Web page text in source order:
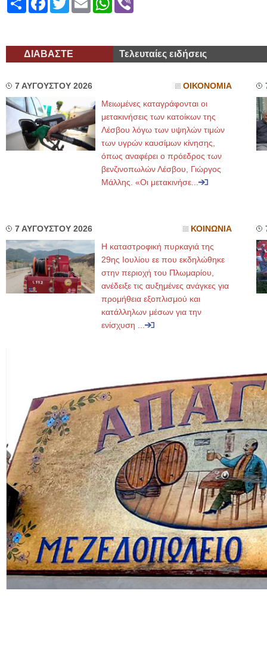
ΔΙΑΒΑΣΤΕ Τελευταίες ειδήσεις
7 ΑΥΓΟΥΣΤΟΥ 2026 ΟΙΚΟΝΟΜΙΑ
Μειωμένες καταγράφονται οι
μετακινήσεις των κατοίκων της
Λέσβου λόγω των υψηλών τιμών
των υγρών καυσίμων κίνησης,
όπως αναφέρει ο πρόεδρος των
βενζινοπωλών Λέσβου, Γιώργος
Μάλλης. «Οι μετακινήσε...
7 ΑΥΓΟΥΣΤΟΥ 2026 ΚΟΙΝΩΝΙΑ
Η καταστροφική πυρκαγιά της
29ης Ιουλίου εε που εκδηλώθηκε
στην περιοχή του Πλωμαρίου,
ανέδειξε τις αυξημένες ανάγκες για
προμήθεια εξοπλισμού και
κατάλληλων μέσων για την
ενίσχυση ...